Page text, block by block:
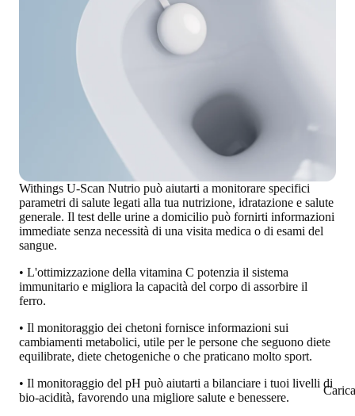
Withings U-Scan Nutrio può aiutarti a monitorare specifici
parametri di salute legati alla tua nutrizione, idratazione e salute
generale. Il test delle urine a domicilio può fornirti informazioni
immediate senza necessità di una visita medica o di esami del
sangue.
• L'ottimizzazione della vitamina C potenzia il sistema
immunitario e migliora la capacità del corpo di assorbire il
ferro.
• Il monitoraggio dei chetoni fornisce informazioni sui
cambiamenti metabolici, utile per le persone che seguono diete
equilibrate, diete chetogeniche o che praticano molto sport.
• Il monitoraggio del pH può aiutarti a bilanciare i tuoi livelli di
bio-acidità, favorendo una migliore salute e benessere.